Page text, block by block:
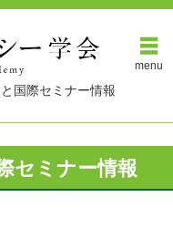
menu
国際セミナー情報
セミナー情報